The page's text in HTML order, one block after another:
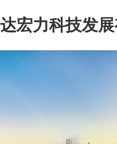
宏力科技发